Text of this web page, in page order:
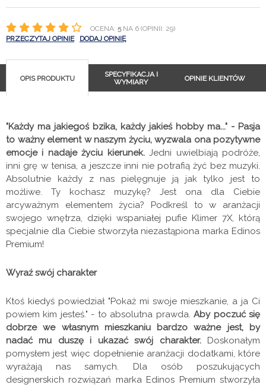
OCENA: 5NA 6 (OPINII: 29)
PRZECZYTAJ OPINIE
DODAJ OPINIĘ
OPIS PRODUKTU
SPECYFIKACJA I
WYMIARY
OPINIE KLIENTÓW
"Każdy ma jakiegoś bzika, każdy jakieś hobby ma..." - Pasja
to ważny element w naszym życiu, wyzwala ona pozytywne
emocje i nadaje życiu kierunek.Jedni uwielbiają podróże,
inni grę w tenisa, a jeszcze inni nie potrafią żyć bez muzyki.
Absolutnie każdy z nas pielęgnuje ją jak tylko jest to
możliwe. Ty kochasz muzykę? Jest ona dla Ciebie
arcyważnym elementem życia? Podkreśl to w aranżacji
swojego wnętrza, dzięki wspaniałej pufie Klimer 7X, którą
specjalnie dla Ciebie stworzyła niezastąpiona marka Edinos
Premium!
Wyraź swój charakter
Ktoś kiedyś powiedział "Pokaż mi swoje mieszkanie, a ja Ci
powiem kim jesteś." - to absolutna prawda. Aby poczuć się
dobrze we własnym mieszkaniu bardzo ważne jest, by
nadać mu duszę i ukazać swój charakter.Doskonałym
pomysłem jest więc dopełnienie aranżacji dodatkami, które
wyrażają nas samych. Dla osób poszukujących
designerskich rozwiązań marka Edinos Premium stworzyła